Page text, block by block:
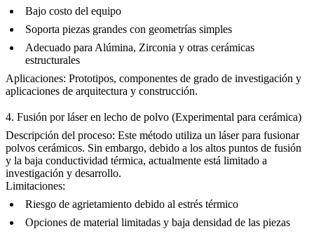
Bajo costo del equipo
Soporta piezas grandes con geometrías simples
Adecuado para Alúmina, Zirconia y otras cerámicas
estructurales
Aplicaciones: Prototipos, componentes de grado de investigación y
aplicaciones de arquitectura y construcción.
4. Fusión por láser en lecho de polvo (Experimental para cerámica)
Descripción del proceso: Este método utiliza un láser para fusionar
polvos cerámicos. Sin embargo, debido a los altos puntos de fusión
y la baja conductividad térmica, actualmente está limitado a
investigación y desarrollo.
Limitaciones:
Riesgo de agrietamiento debido al estrés térmico
Opciones de material limitadas y baja densidad de las piezas